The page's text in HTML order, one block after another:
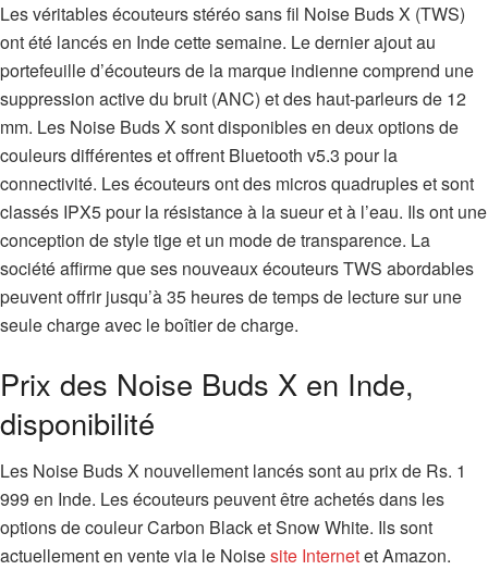
Les véritables écouteurs stéréo sans fil Noise Buds X (TWS)
ont été lancés en Inde cette semaine. Le dernier ajout au
portefeuille d’écouteurs de la marque indienne comprend une
suppression active du bruit (ANC) et des haut-parleurs de 12
mm. Les Noise Buds X sont disponibles en deux options de
couleurs différentes et offrent Bluetooth v5.3 pour la
connectivité. Les écouteurs ont des micros quadruples et sont
classés IPX5 pour la résistance à la sueur et à l’eau. Ils ont une
conception de style tige et un mode de transparence. La
société affirme que ses nouveaux écouteurs TWS abordables
peuvent offrir jusqu’à 35 heures de temps de lecture sur une
seule charge avec le boîtier de charge.
Prix ​​des Noise Buds X en Inde,
disponibilité
Les Noise Buds X nouvellement lancés sont au prix de Rs. 1
999 en Inde. Les écouteurs peuvent être achetés dans les
options de couleur Carbon Black et Snow White. Ils sont
actuellement en vente via le Noisesite Internetet Amazon.